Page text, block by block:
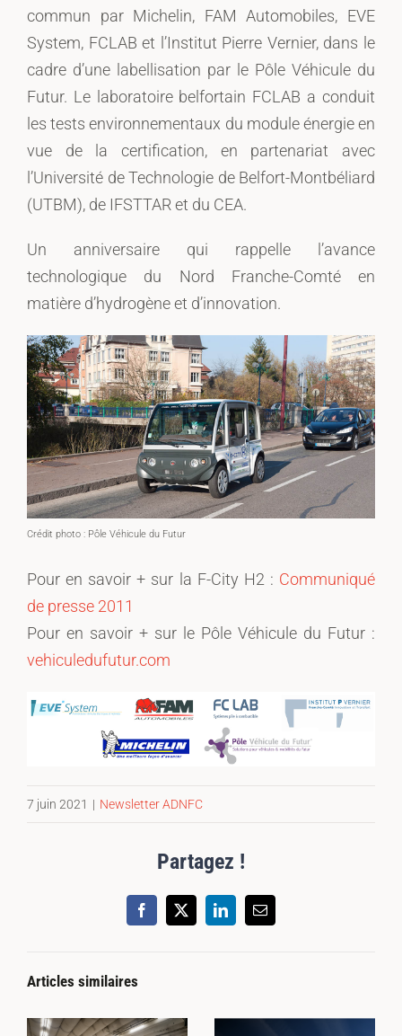
commun par Michelin, FAM Automobiles, EVE
System, FCLAB et l’Institut Pierre Vernier, dans le
cadre d’une labellisation par le Pôle Véhicule du
Futur. Le laboratoire belfortain FCLAB a conduit
les tests environnementaux du module énergie en
vue de la certification, en partenariat avec
l’Université de Technologie de Belfort-Montbéliard
(UTBM), de IFSTTAR et du CEA.
Un anniversaire qui rappelle l’avance
technologique du Nord Franche-Comté en
matière d’hydrogène et d’innovation.
Crédit photo : Pôle Véhicule du Futur
Pour en savoir + sur la F-City H2 : Communiqué
de presse 2011
Pour en savoir + sur le Pôle Véhicule du Futur :
vehiculedufutur.com
7 juin 2021 | Newsletter ADNFC
Partagez !
Facebook
X LinkedInEmail
Articles similaires